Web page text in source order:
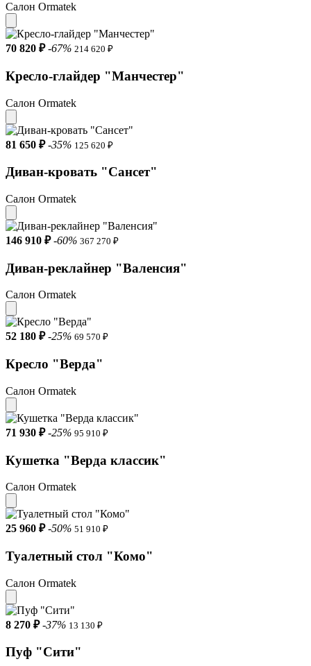
Салон Ormatek
70 820 ₽ -67% 214 620 ₽
Кресло-глайдер "Манчестер"
Салон Ormatek
81 650 ₽ -35% 125 620 ₽
Диван-кровать "Сансет"
Салон Ormatek
146 910 ₽ -60% 367 270 ₽
Диван-реклайнер "Валенсия"
Салон Ormatek
52 180 ₽ -25% 69 570 ₽
Кресло "Верда"
Салон Ormatek
71 930 ₽ -25% 95 910 ₽
Кушетка "Верда классик"
Салон Ormatek
25 960 ₽ -50% 51 910 ₽
Туалетный стол "Комо"
Салон Ormatek
8 270 ₽ -37% 13 130 ₽
Пуф "Cити"